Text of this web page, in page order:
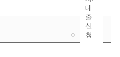
대
출
신
청